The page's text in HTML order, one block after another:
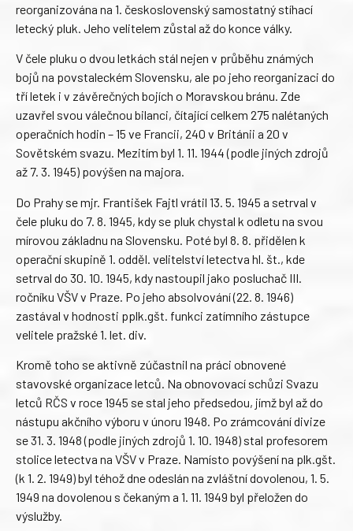
reorganizována na 1. československý samostatný stíhací
letecký pluk. Jeho velitelem zůstal až do konce války.
V čele pluku o dvou letkách stál nejen v průběhu známých
bojů na povstaleckém Slovensku, ale po jeho reorganizaci do
tří letek i v závěrečných bojích o Moravskou bránu. Zde
uzavřel svou válečnou bilanci, čítající celkem 275 nalétaných
operačních hodin – 15 ve Francii, 240 v Británii a 20 v
Sovětském svazu. Mezitím byl 1. 11. 1944 (podle jiných zdrojů
až 7. 3. 1945) povýšen na majora.
Do Prahy se mjr. František Fajtl vrátil 13. 5. 1945 a setrval v
čele pluku do 7. 8. 1945, kdy se pluk chystal k odletu na svou
mírovou základnu na Slovensku. Poté byl 8. 8. přidělen k
operační skupině 1. odděl. velitelství letectva hl. št., kde
setrval do 30. 10. 1945, kdy nastoupil jako posluchač III.
ročníku VŠV v Praze. Po jeho absolvování (22. 8. 1946)
zastával v hodnosti pplk.gšt. funkci zatímního zástupce
velitele pražské 1. let. div.
Kromě toho se aktivně zúčastnil na práci obnovené
stavovské organizace letců. Na obnovovací schůzi Svazu
letců RČS v roce 1945 se stal jeho předsedou, jímž byl až do
nástupu akčního výboru v únoru 1948. Po zrámcování divize
se 31. 3. 1948 (podle jiných zdrojů 1. 10. 1948) stal profesorem
stolice letectva na VŠV v Praze. Namísto povýšení na plk.gšt.
(k 1. 2. 1949) byl téhož dne odeslán na zvláštní dovolenou, 1. 5.
1949 na dovolenou s čekaným a 1. 11. 1949 byl přeložen do
výslužby.